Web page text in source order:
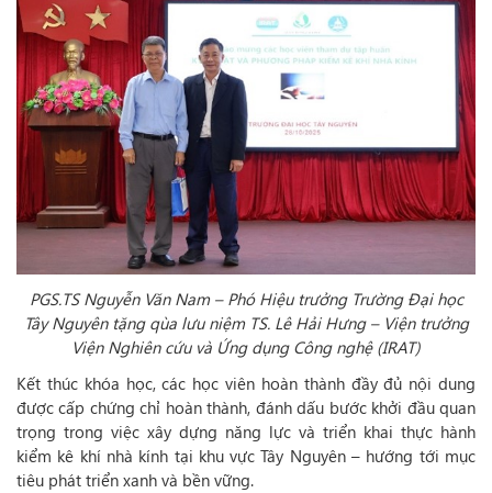
PGS.TS Nguyễn Văn Nam – Phó Hiệu trưởng Trường Đại học
Tây Nguyên tặng qùa lưu niệm TS. Lê Hải Hưng – Viện trưởng
Viện Nghiên cứu và Ứng dụng Công nghệ (IRAT)
Kết thúc khóa học, các học viên hoàn thành đầy đủ nội dung
được cấp chứng chỉ hoàn thành, đánh dấu bước khởi đầu quan
trọng trong việc xây dựng năng lực và triển khai thực hành
kiểm kê khí nhà kính tại khu vực Tây Nguyên – hướng tới mục
tiêu phát triển xanh và bền vững.